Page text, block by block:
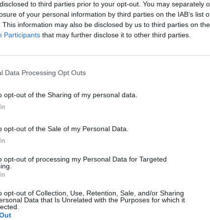
to third parties prior to your opt-out. You may separately
of your personal information by third parties on the IAB’s list
This information may also be disclosed by us to third parties on the
Participants that may further disclose it to other third parties.
Data Processing Opt Outs
opt-out of the Sharing of my personal data.
opt-out of the Sale of my Personal Data.
opt-out of processing my Personal Data for Targeted
opt-out of Collection, Use, Retention, Sale, and/or Sharing
Data that Is Unrelated with the Purposes for which it
σε έναν ενιαίο τόμο. Εχει αναφερθεί
της πόλης της Νέας Υόρκης
Times.
που έχουν αποσπάσει διθυραμβικές
«Leviathan» (1992), που μιλά έναν
του, ο οποίος ανατινάχθηκε ενώ
of Illusions» (2002).
το «Hand to Mouth» (1997) και το
σενάρια, μερικά από τα οποία
μεταξύ δύο ξένων αλλά με όρους